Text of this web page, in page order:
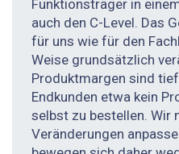
Funktionsträger in
auch den C-Level. Das
für uns wie für den
Weise grundsätzlich
Produktmargen sind
Endkunden etwa kein
selbst zu bestellen. Wir
Veränderungen